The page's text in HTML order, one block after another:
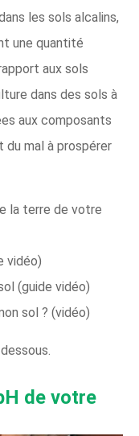
les sols alcalins,
une quantité
aux sols
dans des sols à
aux composants
mal à prospérer
la terre de votre
vidéo)
(guide vidéo)
sol ? (vidéo)
de votre